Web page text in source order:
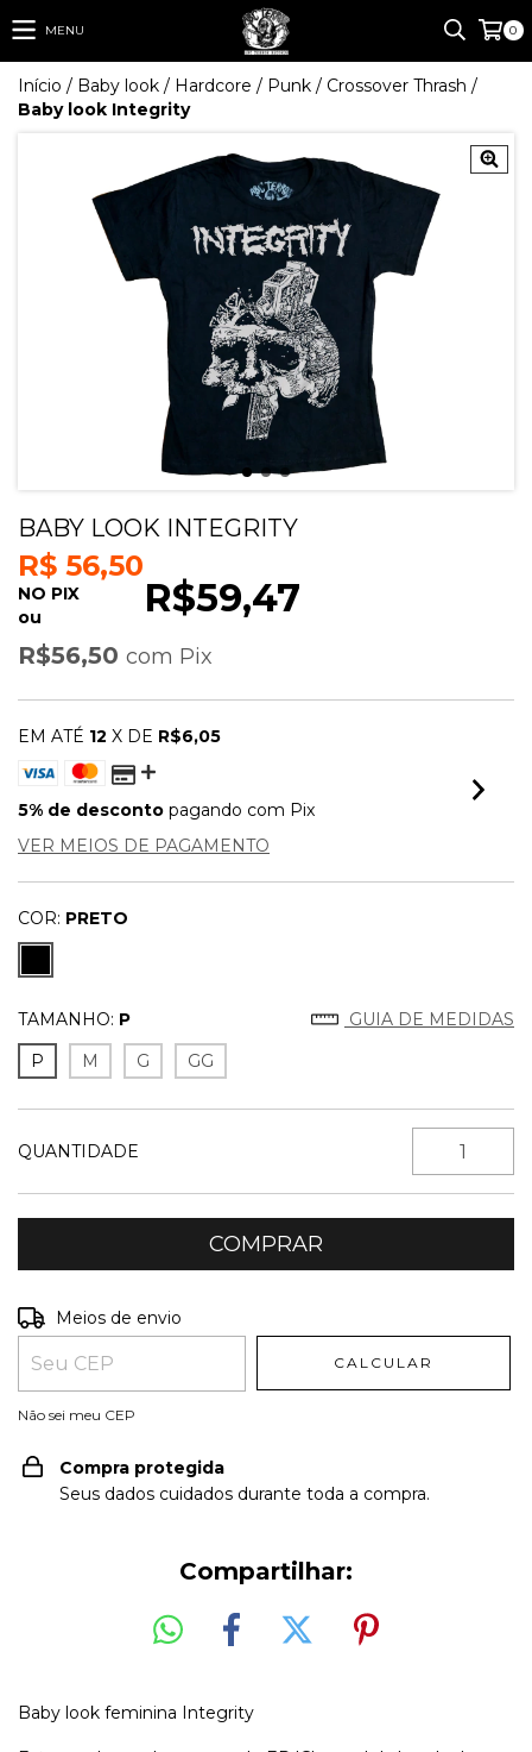
MENU 0
Início / Baby look / Hardcore / Punk / Crossover Thrash /
Baby look Integrity
BABY LOOK INTEGRITY
R$ 56,50
NO PIX
ou
R$59,47
R$56,50 com Pix
EM ATÉ 12 X DE R$6,05
5% de desconto pagando com Pix
VER MEIOS DE PAGAMENTO
COR: PRETO
TAMANHO: P
GUIA DE MEDIDAS
P
M G GG
QUANTIDADE
Entregas para o CEP:
Meios de envio
CALCULAR
Não sei meu CEP
Compra protegida
Seus dados cuidados durante toda a compra.
Compartilhar:
Baby look feminina Integrity